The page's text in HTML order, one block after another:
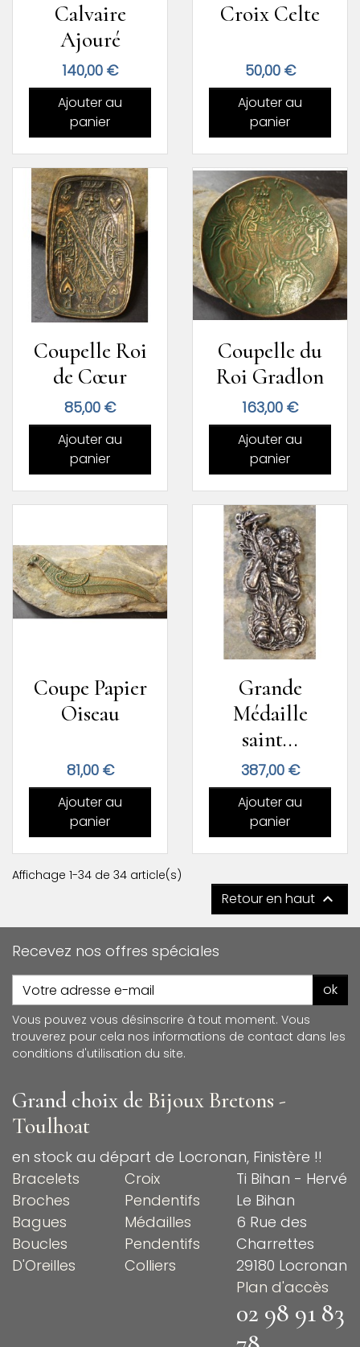
Calvaire
Ajouré
Prix
140,00 €
Ajouter au
panier
Croix Celte
Prix
50,00 €
Ajouter au
panier
Coupelle Roi
de Cœur
Prix
85,00 €
Ajouter au
panier
Coupelle du
Roi Gradlon
Prix
163,00 €
Ajouter au
panier
Coupe Papier
Oiseau
Prix
81,00 €
Ajouter au
panier
Grande
Médaille
saint...
Prix
387,00 €
Ajouter au
panier
Affichage 1-34 de 34 article(s)
Retour en haut 
Recevez nos offres spéciales
ok
Vous pouvez vous désinscrire à tout moment. Vous
trouverez pour cela nos informations de contact dans les
conditions d'utilisation du site.
Grand choix de Bijoux Bretons -
Toulhoat
en stock au départ de Locronan, Finistère !!
Bracelets
Broches
Bagues
Boucles
D'Oreilles
Croix
Pendentifs
Médailles
Pendentifs
Colliers
Ti Bihan - Hervé
Le Bihan
6 Rue des
Charrettes
29180 Locronan
Plan d'accès
02 98 91 83